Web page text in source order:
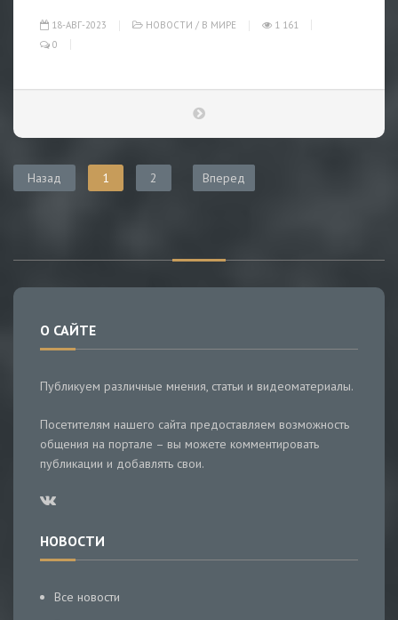
18-АВГ-2023 НОВОСТИ / В МИРЕ
1 161
0
Назад 1 2 Вперед
О САЙТЕ
Публикуем различные мнения, статьи и видеоматериалы.
Посетителям нашего сайта предоставляем возможность
общения на портале – вы можете комментировать
публикации и добавлять свои.
НОВОСТИ
Все новости